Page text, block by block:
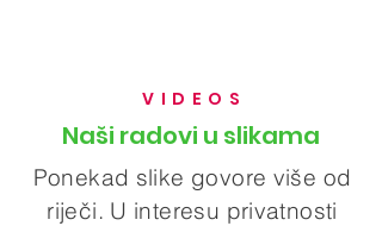
VIDEO S
Naši radovi u slikama
Ponekad slike govore više od
riječi. U interesu privatnosti